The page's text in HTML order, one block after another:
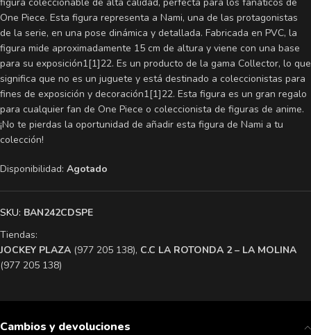
One Piece. Esta figura representa a Nami, una de las protagonistas
de la serie, en una pose dinámica y detallada. Fabricada en PVC, la
figura mide aproximadamente 15 cm de altura y viene con una base
para su exposición1[1]22. Es un producto de la gama Collector, lo que
significa que no es un juguete y está destinado a coleccionistas para
fines de exposición y decoración1[1]22. Esta figura es un gran regalo
para cualquier fan de One Piece o coleccionista de figuras de anime.
¡No te pierdas la oportunidad de añadir esta figura de Nami a tu
colección!
Disponibilidad: Agotado
SKU: BAN242CDSPE
Tiendas:
​JOCKEY PLAZA (977 205 138), ​C.C LA ROTONDA 2 – LA MOLINA
(977 205 138)
Cambios y devoluciones